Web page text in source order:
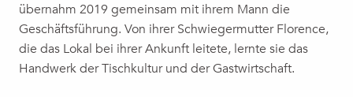
übernahm 2019 gemeinsam mit ihrem Mann die
Geschäftsführung. Von ihrer Schwiegermutter Florence,
die das Lokal bei ihrer Ankunft leitete, lernte sie das
Handwerk der Tischkultur und der Gastwirtschaft.